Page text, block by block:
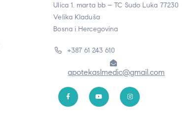
Ulica 1. marta bb – TC Sudo Luka 77230
Velika Kladuša
Bosna i Hercegovina
+387 61 243 610
apotekaslmedic@gmail.com